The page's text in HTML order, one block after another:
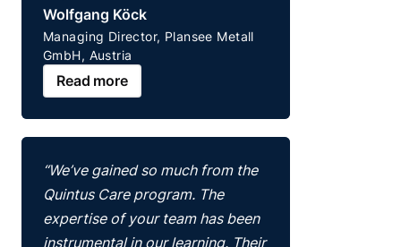
Wolfgang Köck
Managing Director, Plansee Metall
GmbH, Austria
Read more
“We’ve gained so much from the
Quintus Care program. The
expertise of your team has been
instrumental in our learning. Their